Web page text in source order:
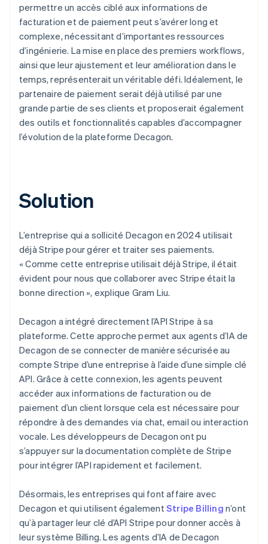
permettre un accès ciblé aux informations de
facturation et de paiement peut s’avérer long et
complexe, nécessitant d’importantes ressources
d’ingénierie. La mise en place des premiers workflows,
ainsi que leur ajustement et leur amélioration dans le
temps, représenterait un véritable défi. Idéalement, le
partenaire de paiement serait déjà utilisé par une
grande partie de ses clients et proposerait également
des outils et fonctionnalités capables d’accompagner
l’évolution de la plateforme Decagon.
Solution
L’entreprise qui a sollicité Decagon en 2024 utilisait
déjà Stripe pour gérer et traiter ses paiements.
« Comme cette entreprise utilisait déjà Stripe, il était
évident pour nous que collaborer avec Stripe était la
bonne direction », explique Gram Liu.
Decagon a intégré directement l’API Stripe à sa
plateforme. Cette approche permet aux agents d’IA de
Decagon de se connecter de manière sécurisée au
compte Stripe d’une entreprise à l’aide d’une simple clé
API. Grâce à cette connexion, les agents peuvent
accéder aux informations de facturation ou de
paiement d’un client lorsque cela est nécessaire pour
répondre à des demandes via chat, email ou interaction
vocale. Les développeurs de Decagon ont pu
s’appuyer sur la documentation complète de Stripe
pour intégrer l’API rapidement et facilement.
Désormais, les entreprises qui font affaire avec
Decagon et qui utilisent également Stripe Billing n’ont
qu’à partager leur clé d’API Stripe pour donner accès à
leur système Billing. Les agents d’IA de Decagon